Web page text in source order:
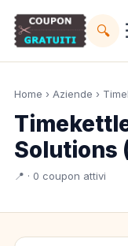
🔍
Home › Aziende ›
Solutions
📍 · 0 coupon attivi